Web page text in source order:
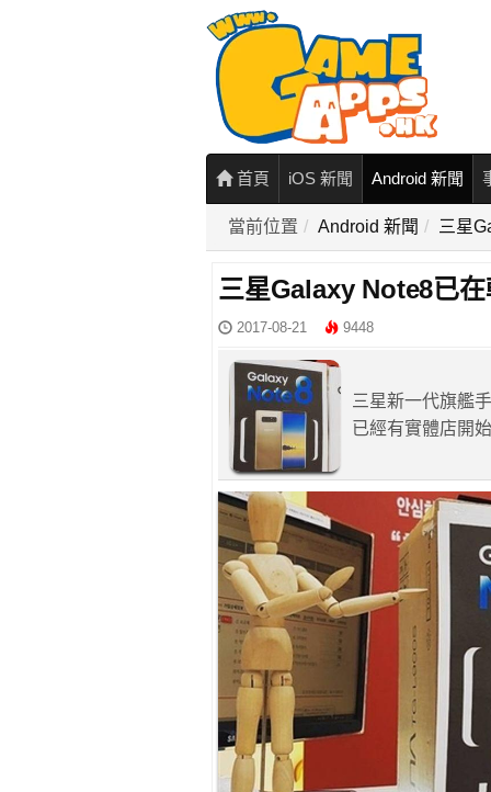
首頁 iOS 新聞 Android 新聞
當前位置 Android 新聞 三星
三星Galaxy Note8已
2017-08-21 9448
三星新一代旗艦
已經有實體店開